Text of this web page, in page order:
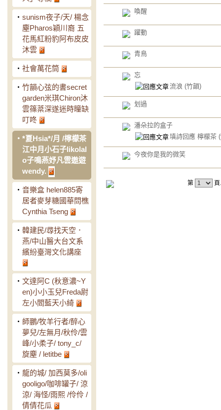
‧ sunism夜子/天/ 楊念
塵Pharos穎川裔 五
花馬紅粉豹阿布皮皮
沐雲
‧ 社會萬花筒
‧ 竹韻心弦的書secret
garden米琪Chiron沐
雲篠棻深遂迷時瞳缺
叮咚
‧ *夏Hsia*/月 /檸檬茶
江中月小石子likolal
o子鳴燕妤凡雲遨遊
wendy.
‧ 音樂盒 helen885寄
居者麥芽糖國華問樵
Cynthia Tseng
‧ 韓建民/尋找天空．
燕/中山醫大台文系
繽紛臺灣文化講座
‧ 文達阿C (秋意濃~Y
en)小小玉兒Freda尉
左小閻藍天小綺
‧ 師鵬/牧羊行者/醉心
夢兒/左無月/秋伶/雲
峰/小柔子/ tony_c/
旋塵 / letitbe
‧ 龍的城/ 加西莫多/oli
gooligo/咖啡罐子/ 涼
涼/ 海怪/雨熙 /伶伶 /
倩倩花瓜
喚醒
躍動
青鳥
忘
流浪 (竹韻)
划過
潘朵拉的盒子
填詩回應 檸檬茶
今夜你是我的微笑
第